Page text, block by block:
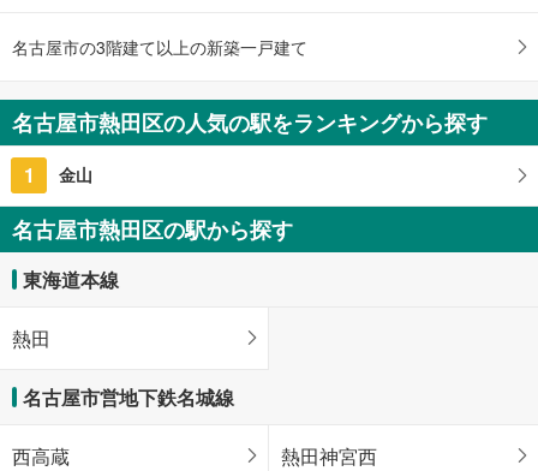
名古屋市の3階建て以上の新築一戸建て
名古屋市熱田区の人気の駅をランキングから探す
1 金山
名古屋市熱田区の駅から探す
東海道本線
熱田
名古屋市営地下鉄名城線
西高蔵 熱田神宮西